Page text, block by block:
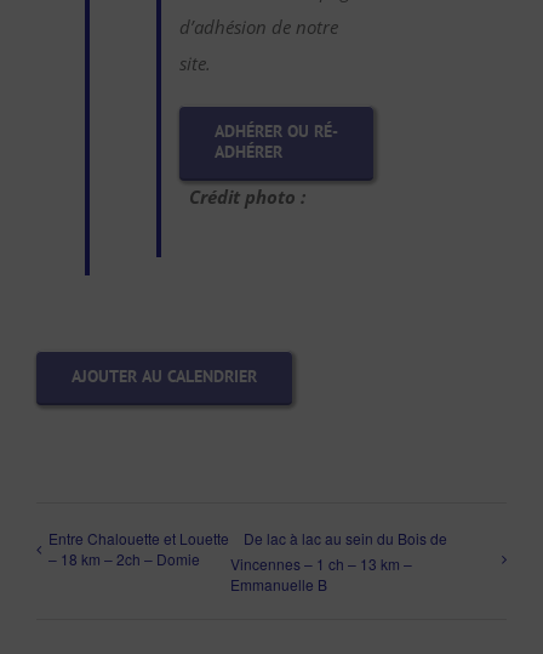
d’adhésion de notre
site.
ADHÉRER OU RÉ-
ADHÉRER
Crédit photo :
AJOUTER AU CALENDRIER
Entre Chalouette et Louette
– 18 km – 2ch – Domie
De lac à lac au sein du Bois de
Vincennes – 1 ch – 13 km –
Emmanuelle B